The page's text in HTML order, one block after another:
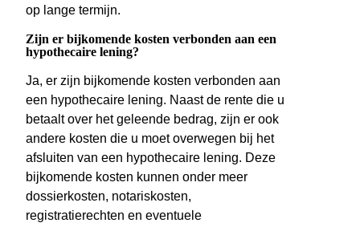
op lange termijn.
Zijn er bijkomende kosten verbonden aan een
hypothecaire lening?
Ja, er zijn bijkomende kosten verbonden aan
een hypothecaire lening. Naast de rente die u
betaalt over het geleende bedrag, zijn er ook
andere kosten die u moet overwegen bij het
afsluiten van een hypothecaire lening. Deze
bijkomende kosten kunnen onder meer
dossierkosten, notariskosten,
registratierechten en eventuele